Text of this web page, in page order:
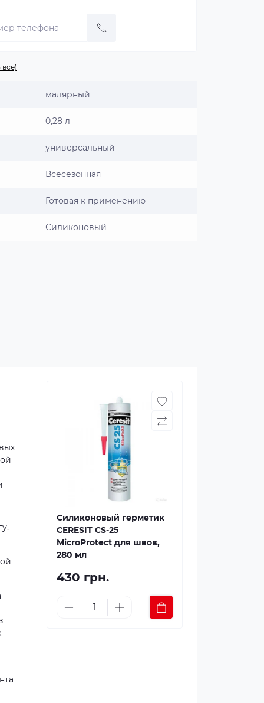
малярный
0,28 л
универсальный
Всесезонная
Готовая к применению
Силиконовый
Силиконовый герметик
CERESIT CS-25
MicroProtect для швов,
280 мл
430 грн.